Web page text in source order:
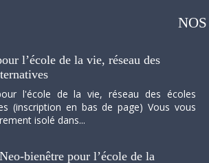
NOS
l’école de la vie, réseau des
l'école de la vie, réseau des écoles
(inscription en bas de page) Vous vous
isolé dans...
bienêtre pour l’école de la